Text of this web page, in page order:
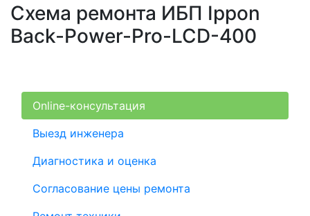
Схема ремонта ИБП Ippon
Back-Power-Pro-LCD-400
Online-консультация
Выезд инженера
Диагностика и оценка
Согласование цены ремонта